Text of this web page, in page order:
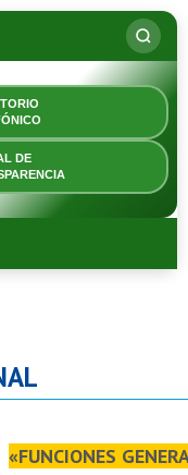
DE
«FUNCIONES